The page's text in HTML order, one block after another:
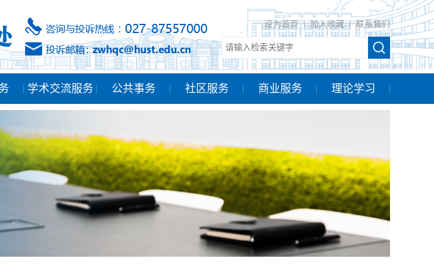
设为首页|加入收藏|联系我们
学术交流服务 公共事务 社区服务 商业服务 理论学习